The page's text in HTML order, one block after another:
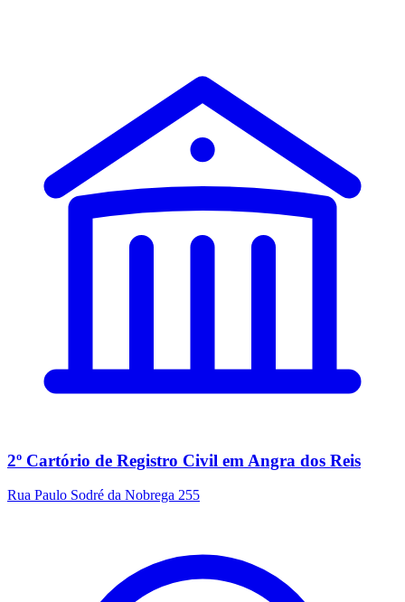
2º Cartório de Registro Civil em Angra dos Reis
Rua Paulo Sodré da Nobrega 255